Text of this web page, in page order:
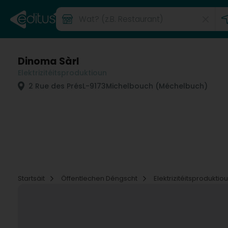
Dinoma Sàrl
2 Rue des PrésL-9173Michelbouch (Méchelbuch)
Startsäit Öffentlechen Déngscht